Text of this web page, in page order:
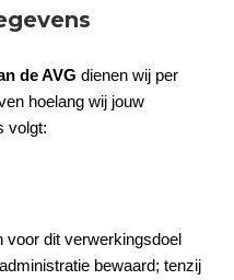
de AVG dienen wij per
hoelang wij jouw
volgt:
voor dit verwerkingsdoel
bewaard; tenzij